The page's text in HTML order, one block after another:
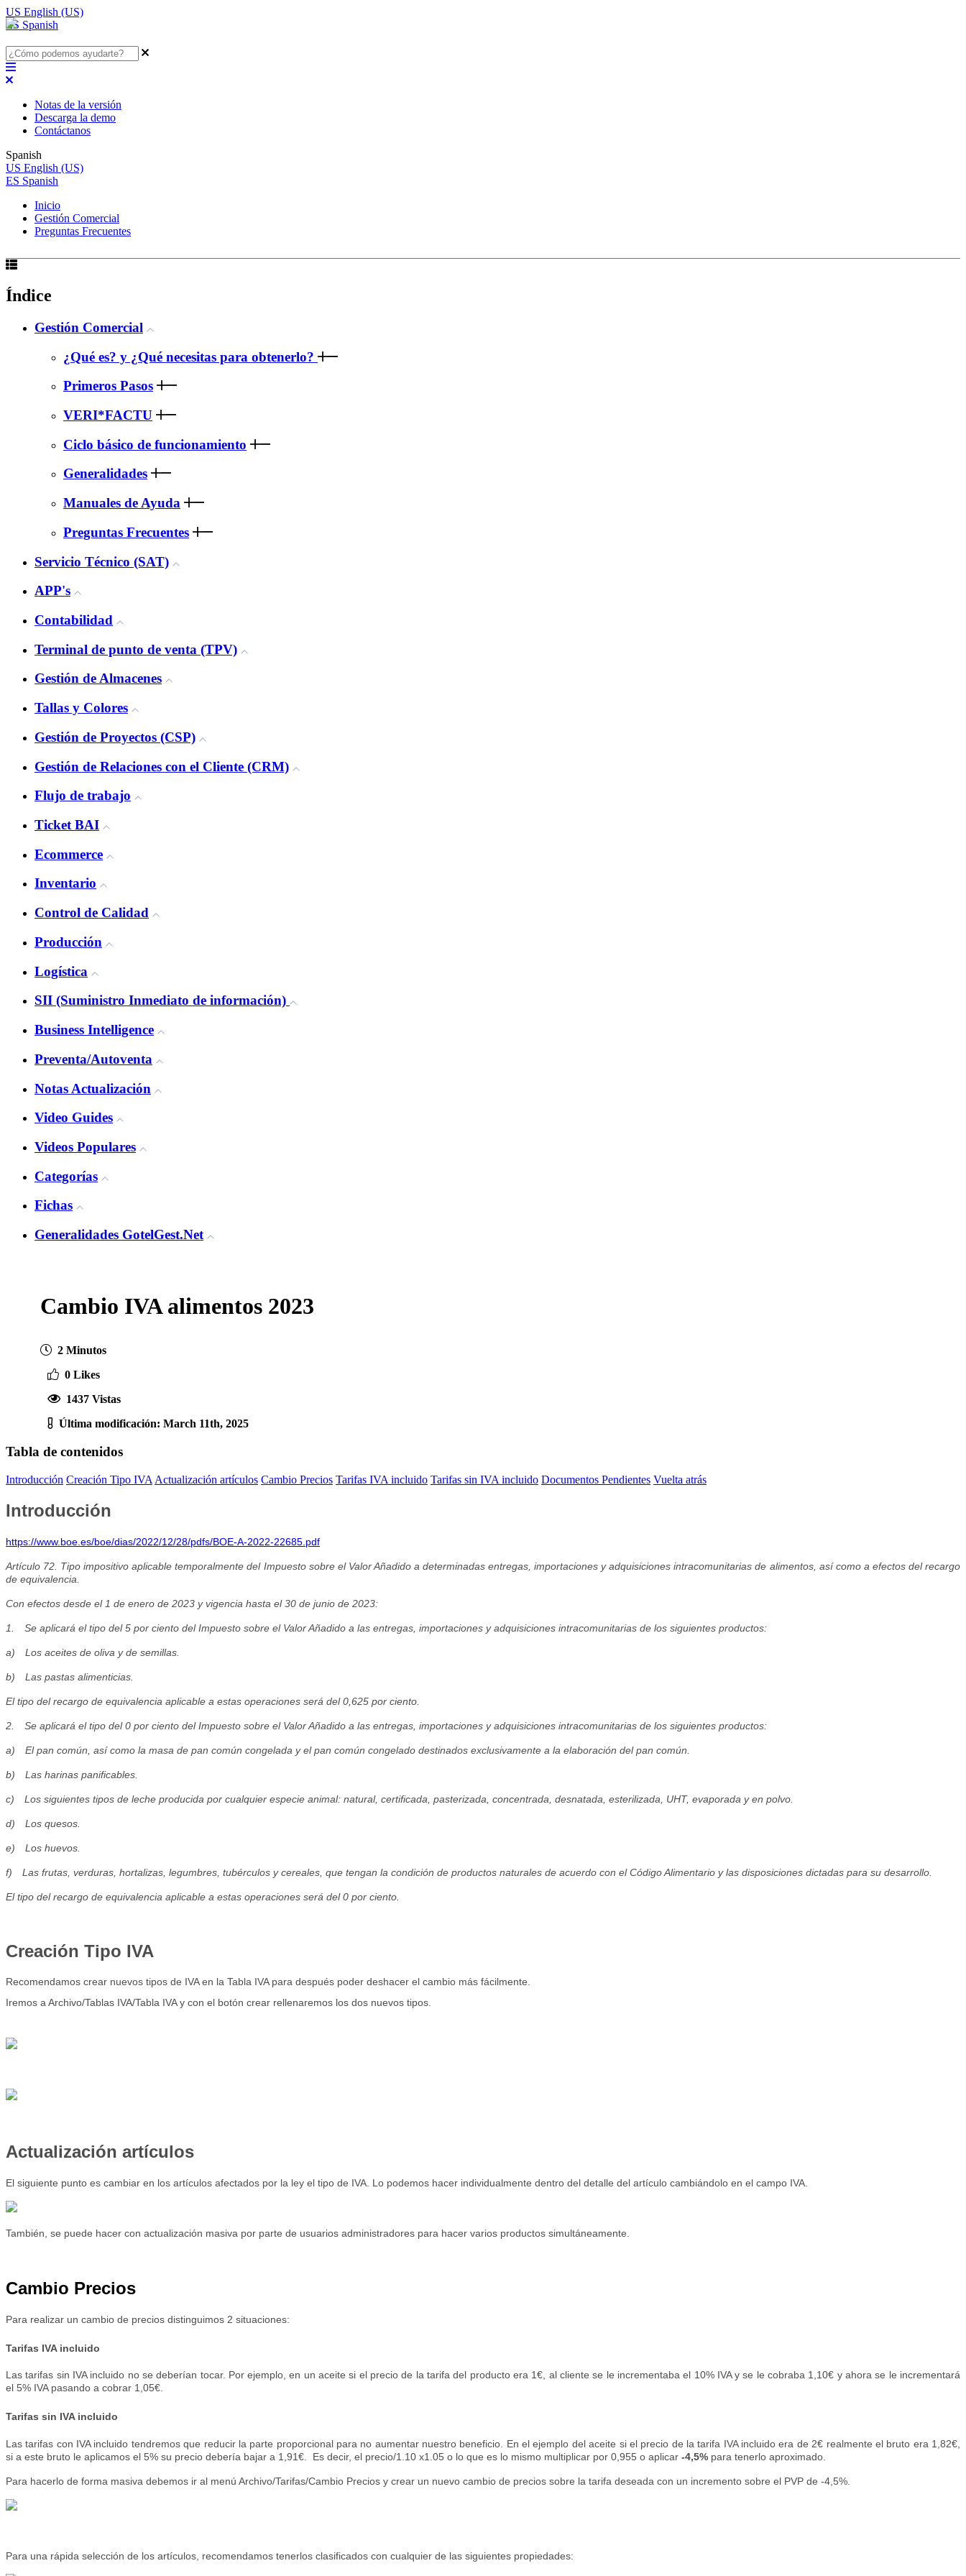
US English (US)
ES Spanish
Notas de la versión
Descarga la demo
Contáctanos
Spanish
US English (US)
ES Spanish
Inicio
Gestión Comercial
Preguntas Frecuentes
Índice
Gestión Comercial
¿Qué es? y ¿Qué necesitas para obtenerlo?
Primeros Pasos
VERI*FACTU
Ciclo básico de funcionamiento
Generalidades
Manuales de Ayuda
Preguntas Frecuentes
Servicio Técnico (SAT)
APP's
Contabilidad
Terminal de punto de venta (TPV)
Gestión de Almacenes
Tallas y Colores
Gestión de Proyectos (CSP)
Gestión de Relaciones con el Cliente (CRM)
Flujo de trabajo
Ticket BAI
Ecommerce
Inventario
Control de Calidad
Producción
Logística
SII (Suministro Inmediato de información)
Business Intelligence
Preventa/Autoventa
Notas Actualización
Video Guides
Videos Populares
Categorías
Fichas
Generalidades GotelGest.Net
Cambio IVA alimentos 2023
2 Minutos
0 Likes
1437 Vistas
Última modificación: March 11th, 2025
Tabla de contenidos
Introducción Creación Tipo IVA Actualización artículos Cambio Precios Tarifas IVA incluido Tarifas sin IVA incluido Documentos Pendientes Vuelta atrás
Introducción
https://www.boe.es/boe/dias/2022/12/28/pdfs/BOE-A-2022-22685.pdf
Artículo 72. Tipo impositivo aplicable temporalmente del Impuesto sobre el Valor Añadido a determinadas entregas, importaciones y adquisiciones intracomunitarias de alimentos, así como a efectos del recargo
de equivalencia.
Con efectos desde el 1 de enero de 2023 y vigencia hasta el 30 de junio de 2023:
1. Se aplicará el tipo del 5 por ciento del Impuesto sobre el Valor Añadido a las entregas, importaciones y adquisiciones intracomunitarias de los siguientes productos:
a) Los aceites de oliva y de semillas.
b) Las pastas alimenticias.
El tipo del recargo de equivalencia aplicable a estas operaciones será del 0,625 por ciento.
2. Se aplicará el tipo del 0 por ciento del Impuesto sobre el Valor Añadido a las entregas, importaciones y adquisiciones intracomunitarias de los siguientes productos:
a) El pan común, así como la masa de pan común congelada y el pan común congelado destinados exclusivamente a la elaboración del pan común.
b) Las harinas panificables.
c) Los siguientes tipos de leche producida por cualquier especie animal: natural, certificada, pasterizada, concentrada, desnatada, esterilizada, UHT, evaporada y en polvo.
d) Los quesos.
e) Los huevos.
f) Las frutas, verduras, hortalizas, legumbres, tubérculos y cereales, que tengan la condición de productos naturales de acuerdo con el Código Alimentario y las disposiciones dictadas para su desarrollo.
El tipo del recargo de equivalencia aplicable a estas operaciones será del 0 por ciento.
Creación Tipo IVA
Recomendamos crear nuevos tipos de IVA en la Tabla IVA para después poder deshacer el cambio más fácilmente.
Iremos a Archivo/Tablas IVA/Tabla IVA y con el botón crear rellenaremos los dos nuevos tipos.
Actualización artículos
El siguiente punto es cambiar en los artículos afectados por la ley el tipo de IVA. Lo podemos hacer individualmente dentro del detalle del artículo cambiándolo en el campo IVA.
También, se puede hacer con actualización masiva por parte de usuarios administradores para hacer varios productos simultáneamente.
Cambio Precios
Para realizar un cambio de precios distinguimos 2 situaciones:
Tarifas IVA incluido
Las tarifas sin IVA incluido no se deberían tocar. Por ejemplo, en un aceite si el precio de la tarifa del producto era 1€, al cliente se le incrementaba el 10% IVA y se le cobraba 1,10€ y ahora se le incrementará
el 5% IVA pasando a cobrar 1,05€.
Tarifas sin IVA incluido
Las tarifas con IVA incluido tendremos que reducir la parte proporcional para no aumentar nuestro beneficio. En el ejemplo del aceite si el precio de la tarifa IVA incluido era de 2€ realmente el bruto era 1,82€,
si a este bruto le aplicamos el 5% su precio debería bajar a 1,91€. Es decir, el precio/1.10 x1.05 o lo que es lo mismo multiplicar por 0,955 o aplicar -4,5% para tenerlo aproximado.
Para hacerlo de forma masiva debemos ir al menú Archivo/Tarifas/Cambio Precios y crear un nuevo cambio de precios sobre la tarifa deseada con un incremento sobre el PVP de -4,5%.
Para una rápida selección de los artículos, recomendamos tenerlos clasificados con cualquier de las siguientes propiedades: